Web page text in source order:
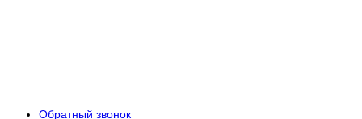
Обратный звонок